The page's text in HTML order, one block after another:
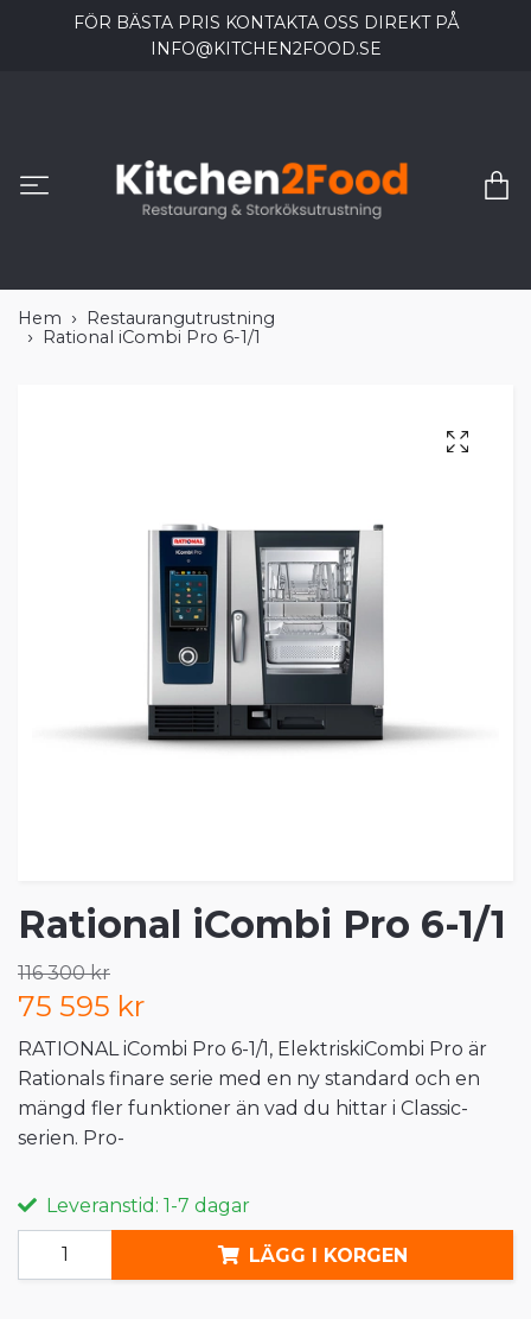
FÖR BÄSTA PRIS KONTAKTA OSS DIREKT PÅ
INFO@KITCHEN2FOOD.SE
Hem
Restaurangutrustning
Rational iCombi Pro 6-1/1
Rational iCombi Pro 6-1/1
116 300 kr
75 595 kr
RATIONAL iCombi Pro 6-1/1, ElektriskiCombi Pro är
Rationals finare serie med en ny standard och en
mängd fler funktioner än vad du hittar i Classic-
serien. Pro-
Leveranstid: 1-7 dagar
LÄGG I KORGEN